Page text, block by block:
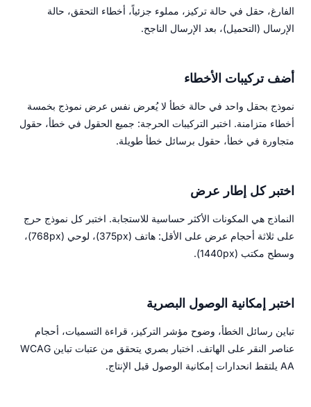
الفارغ، حقل في حالة تركيز، مملوء جزئياً، أخطاء التحقق، حالة
الإرسال (التحميل)، بعد الإرسال الناجح.
أضف تركيبات الأخطاء
نموذج بحقل واحد في حالة خطأ لا يُعرض نفس عرض نموذج بخمسة
أخطاء متزامنة. اختبر التركيبات الحرجة: جميع الحقول في خطأ، حقول
متجاورة في خطأ، حقول برسائل خطأ طويلة.
اختبر كل إطار عرض
النماذج هي المكونات الأكثر حساسية للاستجابة. اختبر كل نموذج حرج
على ثلاثة أحجام عرض على الأقل: هاتف (375px)، لوحي (768px)،
وسطح مكتب (1440px).
اختبر إمكانية الوصول البصرية
تباين رسائل الخطأ، وضوح مؤشر التركيز، قراءة التسميات، أحجام
عناصر النقر على الهاتف. اختبار بصري يتحقق من عتبات تباين WCAG
AA يلتقط انحدارات إمكانية الوصول قبل الإنتاج.